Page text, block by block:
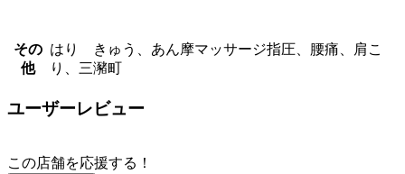
その
他
はり きゅう、あん摩マッサージ指圧、腰痛、肩こ
り、三瀦町
ユーザーレビュー
この店舗を応援する！